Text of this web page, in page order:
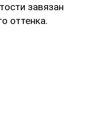
завязан
оттенка.